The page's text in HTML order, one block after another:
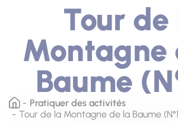
Tour de
Montagne
Baume
Pratiquer des activités
Tour de la Montagne de la Baume